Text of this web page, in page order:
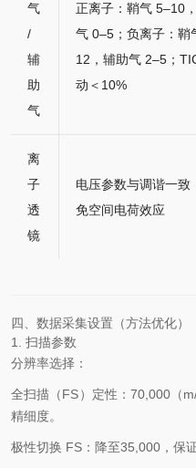
气
/
辅
助
气
正离子：鞘气 5–10
气 0–5；负离子：鞘
12，辅助气 2–5；
动＜10%
离
子
透
镜
电压参数与调谐一致
免空间电荷效应
四、数据采集设置（方法优化）
1. 扫描参数
分辨率选择：
全扫描（FS）定性：70,000（
精细度。
极性切换 FS：降至35,000，保